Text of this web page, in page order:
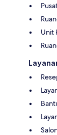
Unit